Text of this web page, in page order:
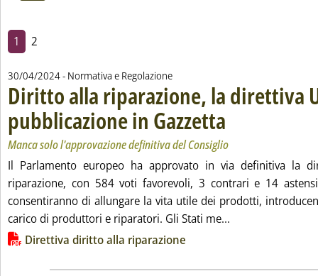
1 2
30/04/2024- Normativa e Regolazione
Diritto alla riparazione, la direttiva
pubblicazione in Gazzetta
Manca solo l'approvazione definitiva del Consiglio
Il Parlamento europeo ha approvato in via definitiva la
riparazione, con 584 voti favorevoli, 3 contrari e 14
consentiranno di allungare la vita utile dei prodotti,
carico di produttori e riparatori. Gli Stati me...
Lista allegati PDF alla notizia
Direttiva diritto alla riparazione